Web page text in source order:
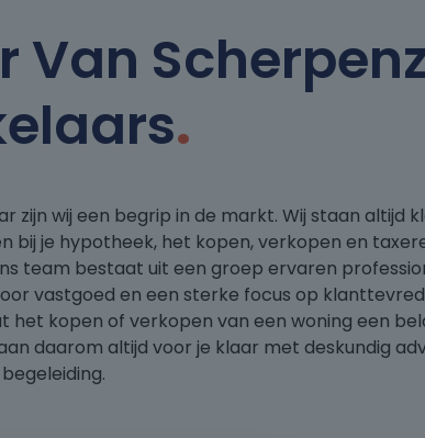
Van
.
zijn wij een begrip in de markt. Wij staan altijd
bij je hypotheek, het kopen, verkopen en
team bestaat uit een groep ervaren
vastgoed en een sterke focus op
het kopen of verkopen van een woning een
daarom altijd voor je klaar met deskundig